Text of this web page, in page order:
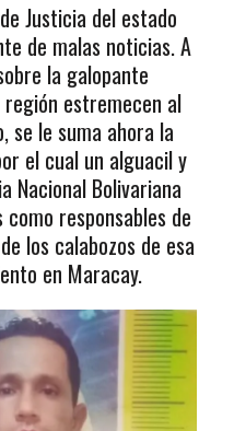
Justicia del estado
de malas noticias. A
la galopante
estremecen al
se le suma ahora la
el cual un alguacil y
Nacional Bolivariana
responsables de
los calabozos de esa
en Maracay.